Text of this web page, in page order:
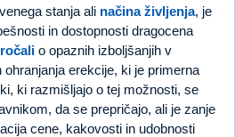
stanja ali načina življenja, je
in dostopnosti dragocena
o opaznih izboljšanjih v
erekcije, ki je primerna
ki razmišljajo o tej možnosti, se
da se prepričajo, ali je zanje
cene, kakovosti in udobnosti